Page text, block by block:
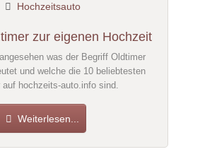
zur eigenen Hochzeit
Hochzeitsauto
was der Begriff Oldtimer
und welche die 10 beliebtesten
auf hochzeits-auto.info sind.
Weiterlesen...